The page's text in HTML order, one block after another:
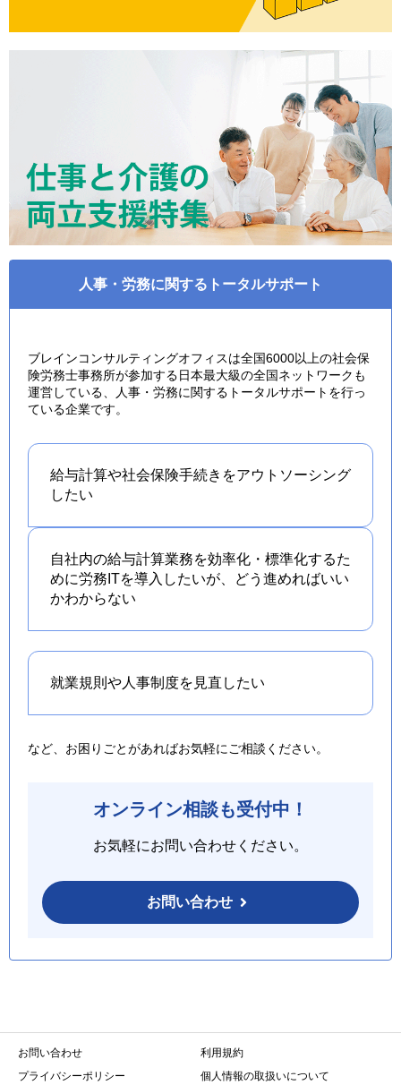
人事・労務に関するトータルサポート
ブレインコンサルティングオフィスは全国6000以上の社会保
険労務士事務所が参加する日本最大級の全国ネットワークも
運営している、人事・労務に関するトータルサポートを行っ
ている企業です。
給与計算や社会保険手続きをアウトソーシング
したい
自社内の給与計算業務を効率化・標準化するた
めに労務ITを導入したいが、どう進めればいい
かわからない
就業規則や人事制度を 見直したい
など、お困りごとがあればお気軽にご相談ください。
オンライン相談も受付中！
お気軽にお問い合わせください。
お問い合わせ
お問い合わせ
利用規約
プライバシーポリシー
個人情報の取扱いについて